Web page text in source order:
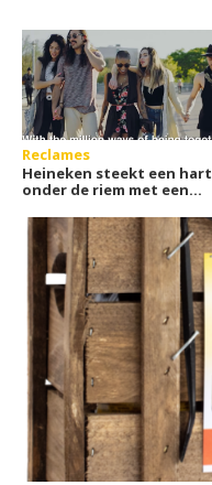
Reclames
Heineken steekt een hart
onder de riem met een